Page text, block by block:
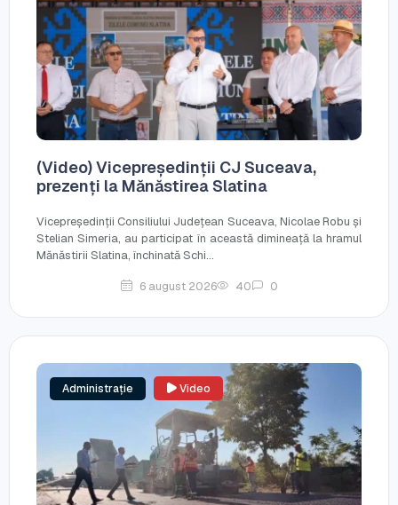
(Video) Vicepreședinții CJ Suceava,
prezenți la Mănăstirea Slatina
Vicepreședinții Consiliului Județean Suceava, Nicolae Robu și
Stelian Simeria, au participat în această dimineață la hramul
Mănăstirii Slatina, închinată Schi...
6 august 2026 40 0
Administrație Video